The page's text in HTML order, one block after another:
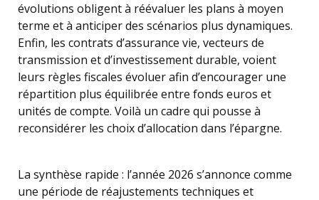
évolutions obligent à réévaluer les plans à moyen
terme et à anticiper des scénarios plus dynamiques.
Enfin, les contrats d’assurance vie, vecteurs de
transmission et d’investissement durable, voient
leurs règles fiscales évoluer afin d’encourager une
répartition plus équilibrée entre fonds euros et
unités de compte. Voilà un cadre qui pousse à
reconsidérer les choix d’allocation dans l’épargne.
La synthèse rapide : l’année 2026 s’annonce comme
une période de réajustements techniques et